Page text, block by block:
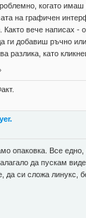
когато
на графичен
вече написах -
ги добавиш ръчно
разлика, като
опаковка. Все
да пускам
да си сложа